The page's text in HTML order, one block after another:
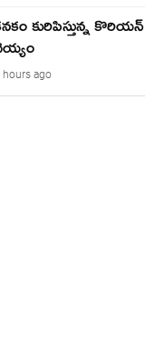
కురిపిస్తున్న కొరియన్
hours ago